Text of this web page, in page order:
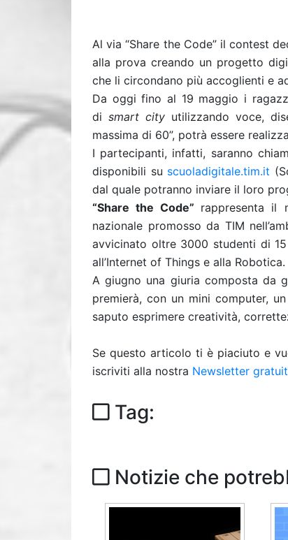
Al via “Share the Code” il contest
alla prova creando un progetto
che li circondano più accoglienti e
Da oggi fino al 19 maggio i
di smart city utilizzando voce,
massima di 60”, potrà essere
I partecipanti, infatti, saranno
disponibili su scuoladigitale.tim.it
dal quale potranno inviare il loro
“Share the Code” rappresenta il
nazionale promosso da TIM
avvicinato oltre 3000 studenti di
all’Internet of Things e alla Robotica.
A giugno una giuria composta da
premierà, con un mini computer,
saputo esprimere creatività,
Se questo articolo ti è piaciuto e
iscriviti alla nostra Newsletter
Tag:
Notizie che